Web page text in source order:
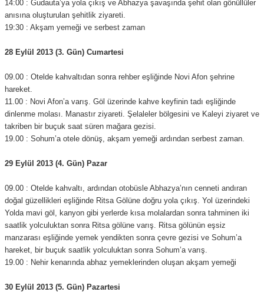
14:00 : Gudauta’ya yola çıkış ve Abhazya şavaşında şehit olan gönüllüler
anısına oluşturulan şehitlik ziyareti.
19:30 : Akşam yemeği ve serbest zaman
28 Eylül 2013 (3. Gün) Cumartesi
09.00 : Otelde kahvaltıdan sonra rehber eşliğinde Novi Afon şehrine
hareket.
11.00 : Novi Afon’a varış. Göl üzerinde kahve keyfinin tadı eşliğinde
dinlenme molası. Manastır ziyareti. Şelaleler bölgesini ve Kaleyi ziyaret ve
takriben bir buçuk saat süren mağara gezisi.
19.00 : Sohum’a otele dönüş, akşam yemeği ardından serbest zaman.
29 Eylül 2013 (4. Gün) Pazar
09.00 : Otelde kahvaltı, ardından otobüsle Abhazya’nın cenneti andıran
doğal güzellikleri eşliğinde Ritsa Gölüne doğru yola çıkış. Yol üzerindeki
Yolda mavi göl, kanyon gibi yerlerde kısa molalardan sonra tahminen iki
saatlik yolculuktan sonra Ritsa gölüne varış. Ritsa gölünün eşsiz
manzarası eşliğinde yemek yendikten sonra çevre gezisi ve Sohum’a
hareket, bir buçuk saatlik yolculuktan sonra Sohum’a varış.
19.00 : Nehir kenarında abhaz yemeklerinden oluşan akşam yemeği
30 Eylül 2013 (5. Gün) Pazartesi